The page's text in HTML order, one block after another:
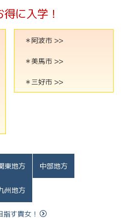
に入学！
＊阿波市 >>
＊美馬市 >>
＊三好市 >>
東地方 中部地方
州地方
す貴女！